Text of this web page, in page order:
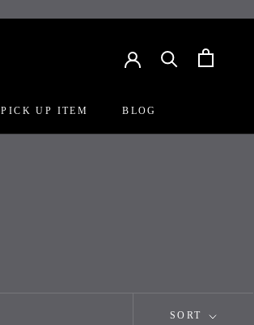
PICK UP ITEM
BLOG
SORT